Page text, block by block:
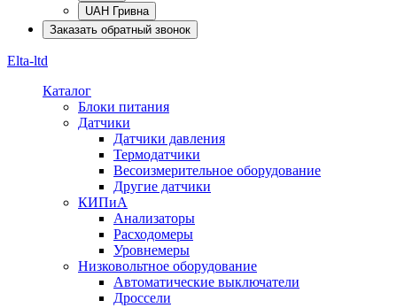
UAH Гривна
Заказать обратный звонок
Elta-ltd
Каталог
Блоки питания
Датчики
Датчики давления
Термодатчики
Весоизмерительное оборудование
Другие датчики
КИПиА
Анализаторы
Расходомеры
Уровнемеры
Низковольтное оборудование
Автоматические выключатели
Дроссели